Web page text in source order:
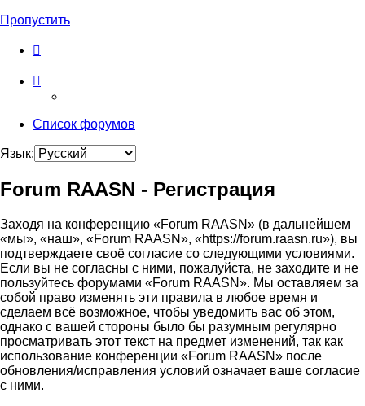
Пропустить
Список форумов
Язык:
Forum RAASN - Регистрация
Заходя на конференцию «Forum RAASN» (в дальнейшем
«мы», «наш», «Forum RAASN», «https://forum.raasn.ru»), вы
подтверждаете своё согласие со следующими условиями.
Если вы не согласны с ними, пожалуйста, не заходите и не
пользуйтесь форумами «Forum RAASN». Мы оставляем за
собой право изменять эти правила в любое время и
сделаем всё возможное, чтобы уведомить вас об этом,
однако с вашей стороны было бы разумным регулярно
просматривать этот текст на предмет изменений, так как
использование конференции «Forum RAASN» после
обновления/исправления условий означает ваше согласие
с ними.